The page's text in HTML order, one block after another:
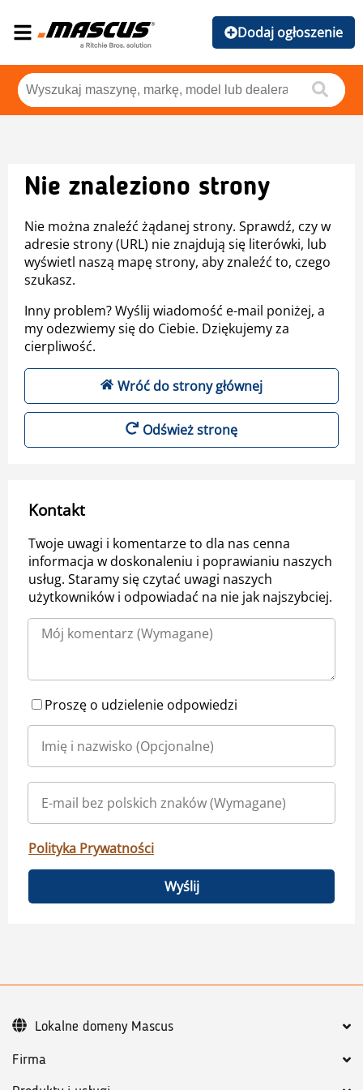
Dodaj ogłoszenie
Nie znaleziono strony
Nie można znaleźć żądanej strony. Sprawdź, czy w
adresie strony (URL) nie znajdują się literówki, lub
wyświetl naszą mapę strony, aby znaleźć to, czego
szukasz.
Inny problem? Wyślij wiadomość e-mail poniżej, a
my odezwiemy się do Ciebie. Dziękujemy za
cierpliwość.
Wróć do strony głównej
Odśwież stronę
Kontakt
Twoje uwagi i komentarze to dla nas cenna
informacja w doskonaleniu i poprawianiu naszych
usług. Staramy się czytać uwagi naszych
użytkowników i odpowiadać na nie jak najszybciej.
Proszę o udzielenie odpowiedzi
Polityka Prywatności
Wyślij
Firma
Lokalne domeny Mascus